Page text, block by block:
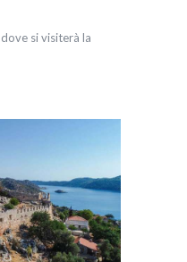
si visiterà la